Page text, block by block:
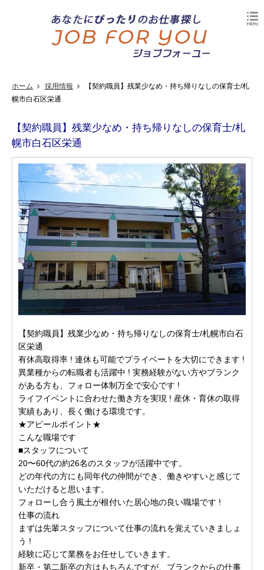
ホーム 採用情報
【契約職員】残業少なめ・持ち帰りなしの保育士/札
幌市白石区栄通
【契約職員】残業少なめ・持ち帰りなしの保育士/札
幌市白石区栄通
【契約職員】残業少なめ・持ち帰りなしの保育士/札幌市白石
区栄通
有休高取得率 ! 連休も可能でプライベートを大切にできます !
異業種からの転職者も活躍中 ! 実務経験がない方やブランク
がある方も、フォロー体制万全で安心です !
ライフイベントに合わせた働き方を実現 ! 産休・育休の取得
実績もあり、長く働ける環境です。
★アピールポイント★
こんな職場です
■スタッフについて
20〜60代の約26名のスタッフが活躍中です。
どの年代の方にも同年代の仲間ができ、働きやすいと感じて
いただけると思います。
フォローし合う風土が根付いた居心地の良い職場です !
仕事の流れ
まずは先輩スタッフについて仕事の流れを覚えていきましょ
う !
経験に応じて業務をお任せしていきます。
新卒・第二新卒の方はもちろんですが、ブランクからの仕事